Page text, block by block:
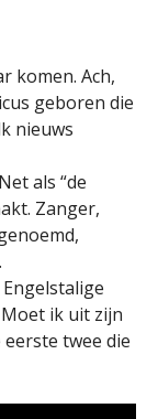
komen. Ach,
geboren die
nieuws
als “de
Zanger,
ik uit zijn
twee die